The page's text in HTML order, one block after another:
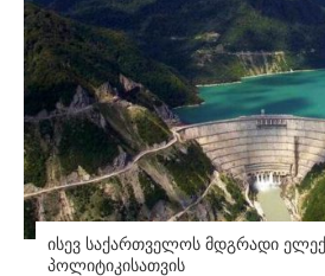
ისევ საქართველოს მდგრადი
პოლიტიკისათვის